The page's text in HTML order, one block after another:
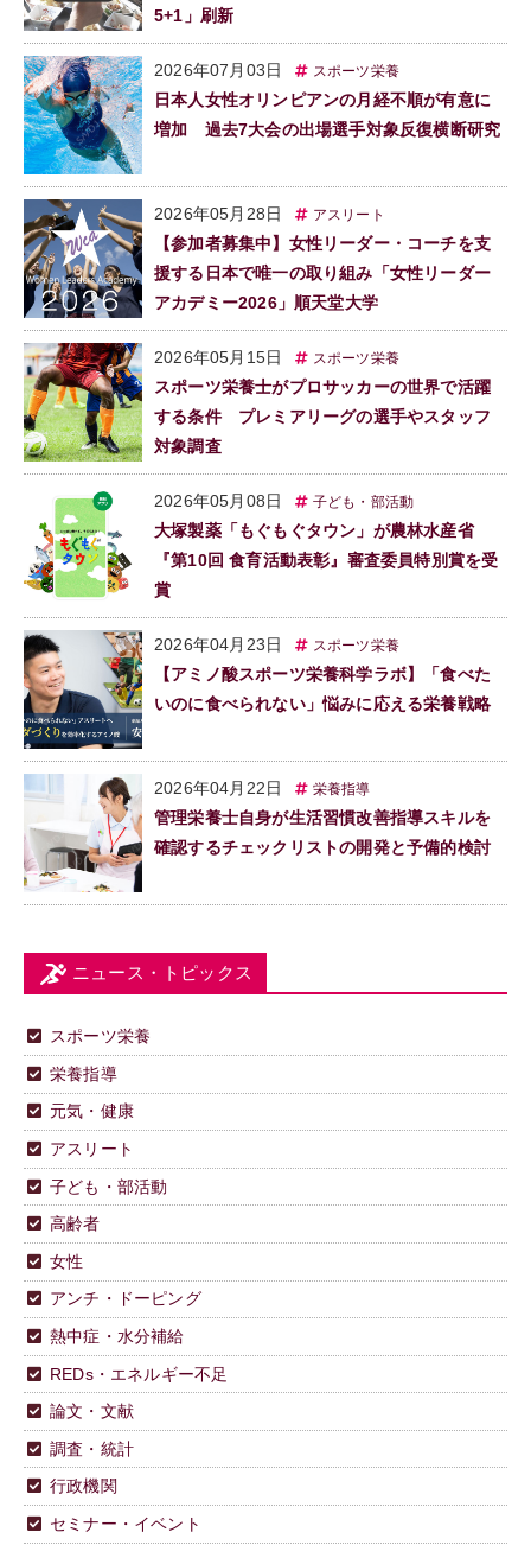
5+1」刷新
2026年07月03日 スポーツ栄養
日本人女性オリンピアンの月経不順が有意に
増加 過去7大会の出場選手対象反復横断研究
2026年05月28日 アスリート
【参加者募集中】女性リーダー・コーチを支
援する日本で唯一の取り組み「女性リーダー
アカデミー2026」順天堂大学
2026年05月15日 スポーツ栄養
スポーツ栄養士がプロサッカーの世界で活躍
する条件 プレミアリーグの選手やスタッフ
対象調査
2026年05月08日 子ども・部活動
大塚製薬「もぐもぐタウン」が農林水産省
『第10回 食育活動表彰』審査委員特別賞を受
賞
2026年04月23日 スポーツ栄養
【アミノ酸スポーツ栄養科学ラボ】「食べた
いのに食べられない」悩みに応える栄養戦略
2026年04月22日 栄養指導
管理栄養士自身が生活習慣改善指導スキルを
確認するチェックリストの開発と予備的検討
ニュース・トピックス
スポーツ栄養
栄養指導
元気・健康
アスリート
子ども・部活動
高齢者
女性
アンチ・ドーピング
熱中症・水分補給
REDs・エネルギー不足
論文・文献
調査・統計
行政機関
セミナー・イベント